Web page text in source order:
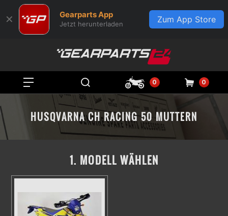
✕ Gearparts App
Jetzt herunterladen Zum App Store
0 0
HUSQVARNA CH RACING 50 MUTTERN
1. MODELL WÄHLEN